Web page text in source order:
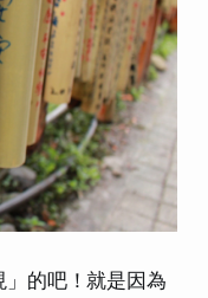
的吧！就是因為